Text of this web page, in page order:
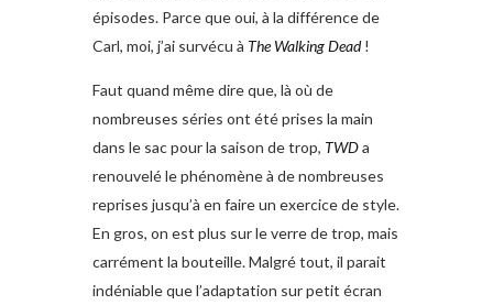
épisodes. Parce que oui, à la différence de
Carl, moi, j’ai survécu à The Walking Dead!
Faut quand même dire que, là où de
nombreuses séries ont été prises la main
dans le sac pour la saison de trop, TWDa
renouvelé le phénomène à de nombreuses
reprises jusqu’à en faire un exercice de style.
En gros, on est plus sur le verre de trop, mais
carrément la bouteille. Malgré tout, il parait
indéniable que l’adaptation sur petit écran